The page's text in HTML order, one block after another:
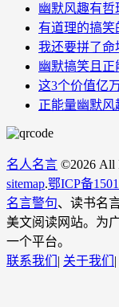
幽默风趣有哲
有道理的搞笑
我还要拼了命
幽默搞笑且
这3个价值亿
正能量幽默风
名人名言 ©2026 All
sitemap.鄂ICP备
名言警句、读书名
美文阅读网站。为
一个平台。
联系我们 | 关于我们 |